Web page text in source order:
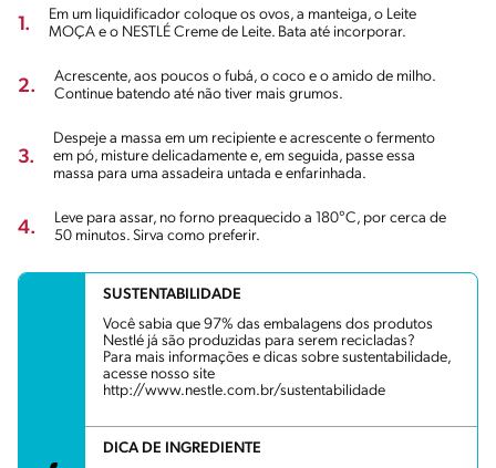
1.
Em um liquidificador coloque os ovos, a manteiga, o Leite
MOÇA e o NESTLÉ Creme de Leite. Bata até incorporar.
2.
Acrescente, aos poucos o fubá, o coco e o amido de milho.
Continue batendo até não tiver mais grumos.
3.
Despeje a massa em um recipiente e acrescente o fermento
em pó, misture delicadamente e, em seguida, passe essa
massa para uma assadeira untada e enfarinhada.
4.
Leve para assar, no forno preaquecido a 180°C, por cerca de
50 minutos. Sirva como preferir.
SUSTENTABILIDADE
Você sabia que 97% das embalagens dos produtos
Nestlé já são produzidas para serem recicladas?
Para mais informações e dicas sobre sustentabilidade,
acesse nosso site
http://www.nestle.com.br/sustentabilidade
DICA DE INGREDIENTE